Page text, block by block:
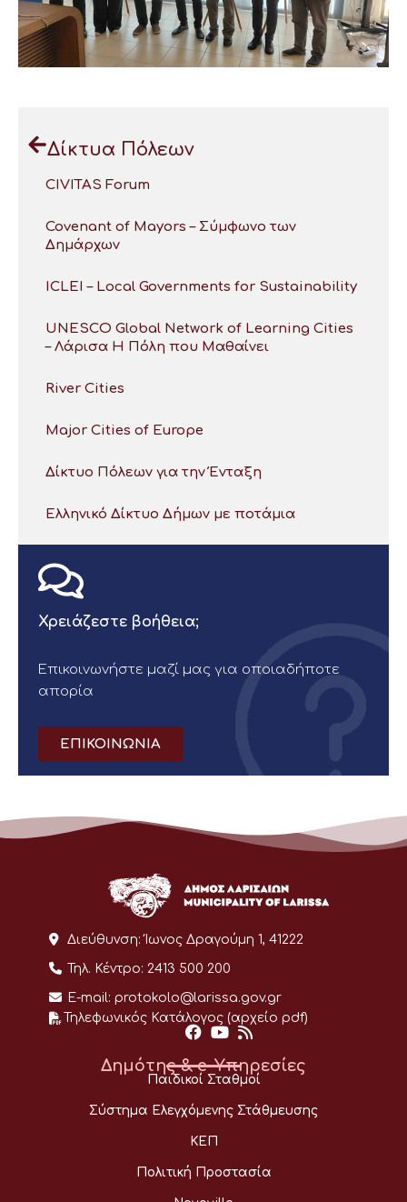
Δίκτυα Πόλεων
CIVITAS Forum
Covenant of Mayors – Σύμφωνο των
Δημάρχων
ICLEI – Local Governments for Sustainability
UNESCO Global Network of Learning Cities
– Λάρισα Η Πόλη που Μαθαίνει
River Cities
Major Cities of Europe
Δίκτυο Πόλεων για την Ένταξη
Ελληνικό Δίκτυο Δήμων με ποτάμια
Χρειάζεστε βοήθεια;
Επικοινωνήστε μαζί μας για οποιαδήποτε
απορία
ΕΠΙΚΟΙΝΩΝΙΑ
Διεύθυνση: Ίωνος Δραγούμη 1, 41222
Τηλ. Κέντρο: 2413 500 200
E-mail: protokolo@larissa.gov.gr
Τηλεφωνικός Κατάλογος (αρχείο pdf)
Δημότης & e-Υπηρεσίες
Παιδικοί Σταθμοί
Σύστημα Ελεγχόμενης Στάθμευσης
ΚΕΠ
Πολιτική Προστασία